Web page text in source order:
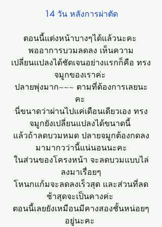
14 วัน หลังการผ่าตัด
ตอนนี้แต่งหน้าบางๆได้แล้วนะคะ
พออาการบวมลดลง เห็นความ
เปลี่ยนแปลงได้ชัดเจนอย่างแรกก็คือ ทรง
จมูกของเราค่ะ
ปลายพุ่งมาก~~~ ตามที่ต้องการเลยนะ
คะ
นี่ขนาดว่าผ่านไปแค่เดือนเดียวเอง ทรง
จมูกยังเปลี่ยนแปลงได้ขนาดนี้
แล้วถ้าลดบวมหมด ปลายจมูกต้องกดลง
มามากวว่านี้แน่นอนนะคะ
ในส่วนของโครงหน้า จะลดบวมแบบไล่
ลงมาเรื่อยๆ
โหนกแก้มจะลดลงเร็วสุด และส่วนที่ลด
ช้าสุดจะเป็นคางค่ะ
ตอนนี้เลยยังเหมือนมีคางสองชั้นหน่อยๆ
อยู่นะคะ